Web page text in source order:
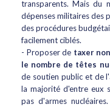
transparents. Mais du
dépenses militaires des
des procédures
facilement ciblés.
- Proposer de taxer
le nombre de têtes
de soutien public et de
la majorité d'entre eux
pas d'armes